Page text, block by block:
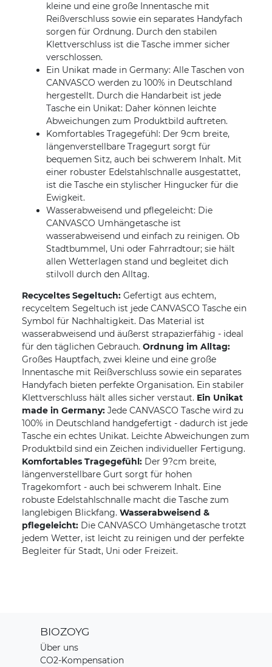
kleine und eine große Innentasche mit
Reißverschluss sowie ein separates Handyfach
sorgen für Ordnung. Durch den stabilen
Klettverschluss ist die Tasche immer sicher
verschlossen.
Ein Unikat made in Germany: Alle Taschen von
CANVASCO werden zu 100% in Deutschland
hergestellt. Durch die Handarbeit ist jede
Tasche ein Unikat: Daher können leichte
Abweichungen zum Produktbild auftreten.
Komfortables Tragegefühl: Der 9cm breite,
längenverstellbare Tragegurt sorgt für
bequemen Sitz, auch bei schwerem Inhalt. Mit
einer robuster Edelstahlschnalle ausgestattet,
ist die Tasche ein stylischer Hingucker für die
Ewigkeit.
Wasserabweisend und pflegeleicht: Die
CANVASCO Umhängetasche ist
wasserabweisend und einfach zu reinigen. Ob
Stadtbummel, Uni oder Fahrradtour; sie hält
allen Wetterlagen stand und begleitet dich
stilvoll durch den Alltag.
Recyceltes Segeltuch: Gefertigt aus echtem,
recyceltem Segeltuch ist jede CANVASCO Tasche ein
Symbol für Nachhaltigkeit. Das Material ist
wasserabweisend und äußerst strapazierfähig - ideal
für den täglichen Gebrauch. Ordnung im Alltag:
Großes Hauptfach, zwei kleine und eine große
Innentasche mit Reißverschluss sowie ein separates
Handyfach bieten perfekte Organisation. Ein stabiler
Klettverschluss hält alles sicher verstaut. Ein Unikat
made in Germany: Jede CANVASCO Tasche wird zu
100% in Deutschland handgefertigt - dadurch ist jede
Tasche ein echtes Unikat. Leichte Abweichungen zum
Produktbild sind ein Zeichen individueller Fertigung.
Komfortables Tragegefühl: Der 9?cm breite,
längenverstellbare Gurt sorgt für hohen
Tragekomfort - auch bei schwerem Inhalt. Eine
robuste Edelstahlschnalle macht die Tasche zum
langlebigen Blickfang. Wasserabweisend &
pflegeleicht: Die CANVASCO Umhängetasche trotzt
jedem Wetter, ist leicht zu reinigen und der perfekte
Begleiter für Stadt, Uni oder Freizeit.
BIOZOYG
Über uns
CO2-Kompensation